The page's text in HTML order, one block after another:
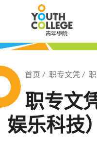
content
Breadcrumb
首页 职专文凭
职专文
娱乐科技）